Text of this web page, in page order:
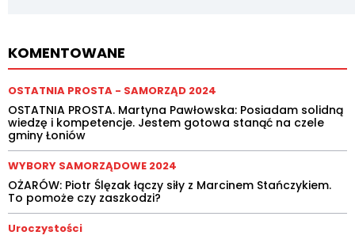
KOMENTOWANE
OSTATNIA PROSTA - SAMORZĄD 2024
OSTATNIA PROSTA. Martyna Pawłowska: Posiadam solidną
wiedzę i kompetencje. Jestem gotowa stanąć na czele
gminy Łoniów
WYBORY SAMORZĄDOWE 2024
OŻARÓW: Piotr Ślęzak łączy siły z Marcinem Stańczykiem.
To pomoże czy zaszkodzi?
Uroczystości